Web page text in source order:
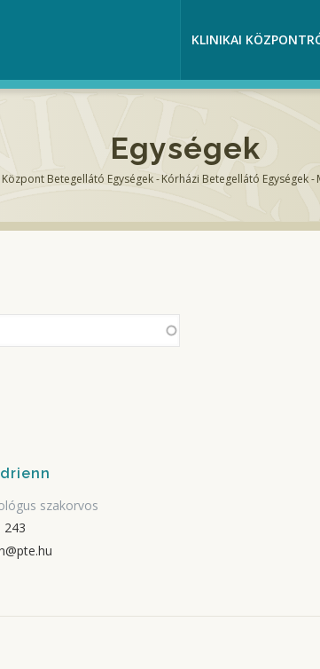
KLINIKAI
Egységek
Központ Betegellátó Egységek -Kórházi Betegellátó Egységek -
szakorvos
243